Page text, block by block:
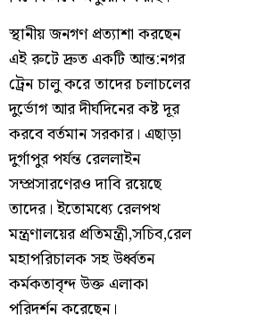
স্থানীয় জনগণ প্রত্যাশা করছেন
এই রুটে দ্রুত একটি আন্ত:নগর
ট্রেন চালু করে তাদের চলাচলের
দুর্ভোগ আর দীর্ঘদিনের কষ্ট দূর
করবে বর্তমান সরকার। এছাড়া
দুর্গাপুর পর্যন্ত রেললাইন
সম্প্রসারণেরও দাবি রয়েছে
তাদের। ইতোমধ্যে রেলপথ
মন্ত্রণালয়ের প্রতিমন্ত্রী,সচিব,রেল
মহাপরিচালক সহ উর্ধ্বতন
কর্মকতাবৃন্দ উক্ত এলাকা
পরিদর্শন করেছেন।